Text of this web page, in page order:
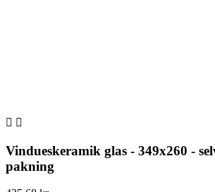
 
Vindueskeramik glas - 349x260 -
pakning